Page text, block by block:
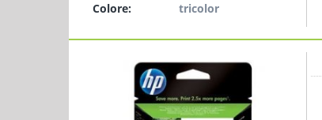
Colore:
tricolor